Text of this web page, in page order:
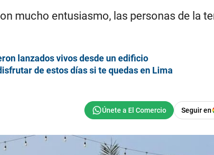
mucho entusiasmo, las personas de la
lanzados vivos desde un edificio
de estos días si te quedas en Lima
Seguir en